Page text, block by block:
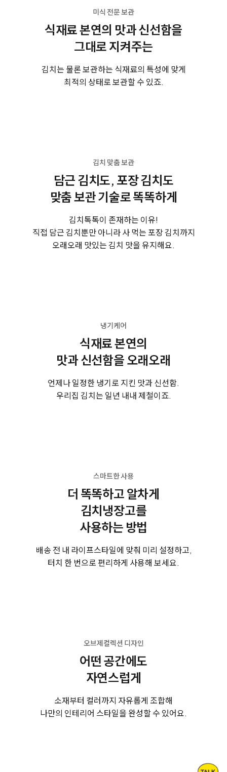
미식 전문 보관
식재료 본연의 맛과 신선함을
그대로 지켜주는
김치는 물론 보관하는 식재료의 특성에 맞게
최적의 상태로 보관할 수 있죠.
김치 맞춤 보관
담근 김치도, 포장 김치도
맞춤 보관 기술로 똑똑하게
김치톡톡이 존재하는 이유!
직접 담근 김치뿐만 아니라 사 먹는 포장 김치까지
오래오래 맛있는 김치 맛을 유지해요.
냉기케어
식재료 본연의
맛과 신선함을 오래오래
언제나 일정한 냉기로 지킨 맛과 신선함.
우리집 김치는 일년 내내 제철이죠.
스마트한 사용
더 똑똑하고 알차게
김치냉장고를
사용하는 방법
배송 전 내 라이프스타일에 맞춰 미리 설정하고,
터치 한 번으로 편리하게 사용해 보세요.
오브제컬렉션 디자인
어떤 공간에도
자연스럽게
소재부터 컬러까지 자유롭게 조합해
나만의 인테리어 스타일을 완성할 수 있어요.